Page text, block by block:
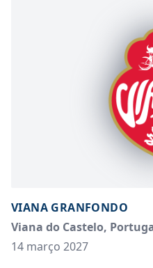
VIANA GRANFONDO
Viana do Castelo,
14 março 2027